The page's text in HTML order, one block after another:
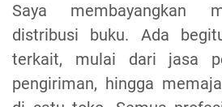
Saya membayangkan
distribusi buku. Ada
terkait, mulai dari jasa
pengiriman, hingga